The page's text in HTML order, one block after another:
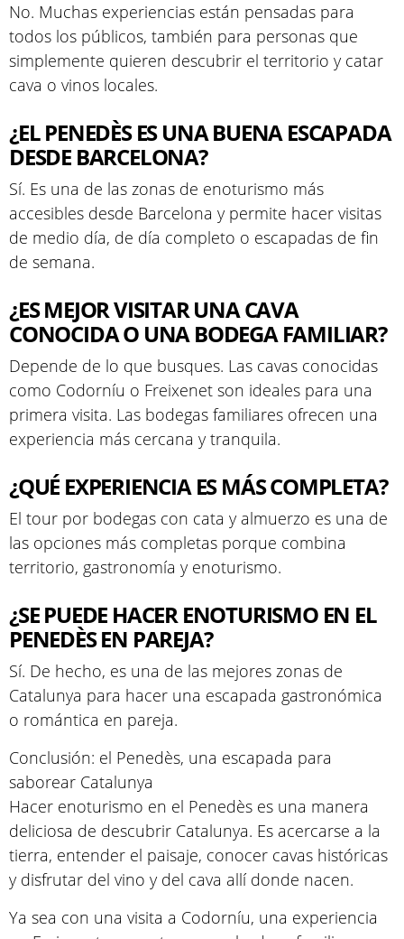
No. Muchas experiencias están pensadas para
todos los públicos, también para personas que
simplemente quieren descubrir el territorio y catar
cava o vinos locales.
¿EL PENEDÈS ES UNA BUENA ESCAPADA
DESDE BARCELONA?
Sí. Es una de las zonas de enoturismo más
accesibles desde Barcelona y permite hacer visitas
de medio día, de día completo o escapadas de fin
de semana.
¿ES MEJOR VISITAR UNA CAVA
CONOCIDA O UNA BODEGA FAMILIAR?
Depende de lo que busques. Las cavas conocidas
como Codorníu o Freixenet son ideales para una
primera visita. Las bodegas familiares ofrecen una
experiencia más cercana y tranquila.
¿QUÉ EXPERIENCIA ES MÁS COMPLETA?
El tour por bodegas con cata y almuerzo es una de
las opciones más completas porque combina
territorio, gastronomía y enoturismo.
¿SE PUEDE HACER ENOTURISMO EN EL
PENEDÈS EN PAREJA?
Sí. De hecho, es una de las mejores zonas de
Catalunya para hacer una escapada gastronómica
o romántica en pareja.
Conclusión: el Penedès, una escapada para
saborear Catalunya
Hacer enoturismo en el Penedès es una manera
deliciosa de descubrir Catalunya. Es acercarse a la
tierra, entender el paisaje, conocer cavas históricas
y disfrutar del vino y del cava allí donde nacen.
Ya sea con una visita a Codorníu, una experiencia